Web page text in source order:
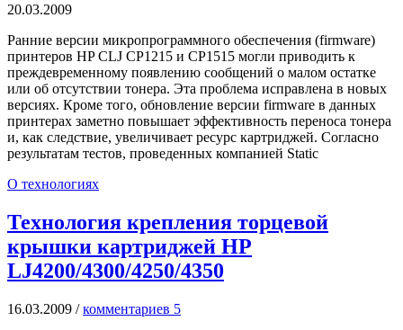
20.03.2009
Ранние версии микропрограммного обеспечения (firmware)
принтеров HP CLJ CP1215 и CP1515 могли приводить к
преждевременному появлению сообщений о малом остатке
или об отсутствии тонера. Эта проблема исправлена в новых
версиях. Кроме того, обновление версии firmware в данных
принтерах заметно повышает эффективность переноса тонера
и, как следствие, увеличивает ресурс картриджей. Согласно
результатам тестов, проведенных компанией Static
О технологиях
Технология крепления торцевой
крышки картриджей HP
LJ4200/4300/4250/4350
16.03.2009 /комментариев 5